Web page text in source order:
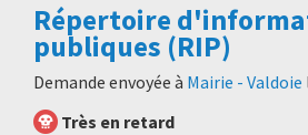
Répertoire
publiques (RIP)
Demande envoyée à Mairie - Valdoie
Très en retard